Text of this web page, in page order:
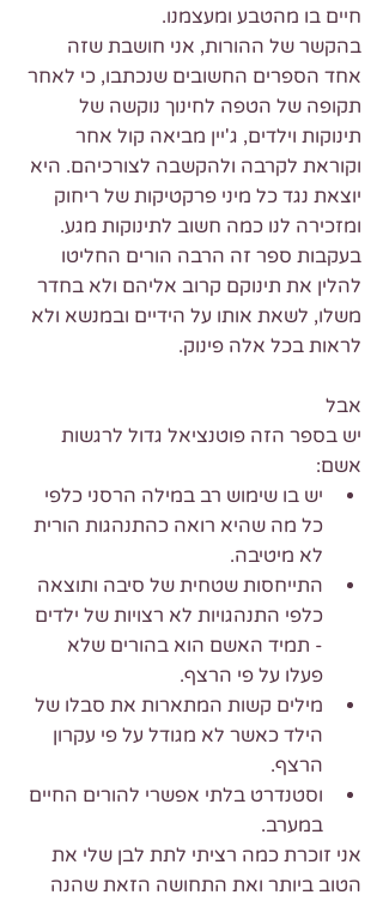
חיים בו מהטבע ומעצמנו.
בהקשר של ההורות, אני חושבת שזה
אחד הספרים החשובים שנכתבו, כי לאחר
תקופה של הטפה לחינוך נוקשה של
תינוקות וילדים, ג'יין מביאה קול אחר
וקוראת לקרבה ולהקשבה לצורכיהם. היא
יוצאת נגד כל מיני פרקטיקות של ריחוק
ומזכירה לנו כמה חשוב לתינוקות מגע.
בעקבות ספר זה הרבה הורים החליטו
להלין את תינוקם קרוב אליהם ולא בחדר
משלו, לשאת אותו על הידיים ובמנשא ולא
לראות בכל אלה פינוק.
אבל
יש בספר הזה פוטנציאל גדול לרגשות
אשם:
יש בו שימוש רב במילה הרסני כלפי
כל מה שהיא רואה כהתנהגות הורית
לא מיטיבה.
התייחסות שטחית של סיבה ותוצאה
כלפי התנהגויות לא רצויות של ילדים
- תמיד האשם הוא בהורים שלא
פעלו על פי הרצף.
מילים קשות המתארות את סבלו של
הילד כאשר לא מגודל על פי עקרון
הרצף.
וסטנדרט בלתי אפשרי להורים החיים
במערב.
אני זוכרת כמה רציתי לתת לבן שלי את
הטוב ביותר ואת התחושה הזאת שהנה